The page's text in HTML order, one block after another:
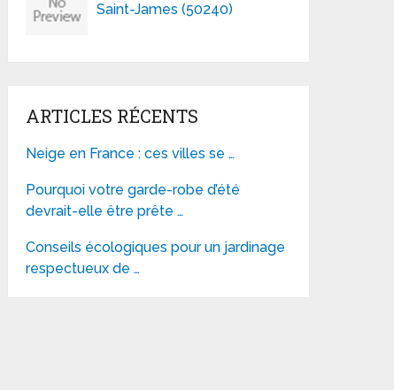
Saint-James (50240)
ARTICLES RÉCENTS
Neige en France : ces villes se …
Pourquoi votre garde-robe d’été
devrait-elle être prête …
Conseils écologiques pour un jardinage
respectueux de …